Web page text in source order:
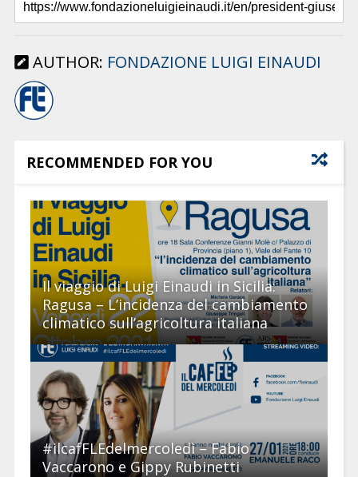
AUTHOR: FONDAZIONE LUIGI EINAUDI
RECOMMENDED FOR YOU
Il viaggio di Luigi Einaudi in Sicilia:
Ragusa – L’incidenza del cambiamento
climatico sull’agricoltura italiana
#ilcafFLEdelmercoledì – Fabio
Vaccarono e Gippy Rubinetti